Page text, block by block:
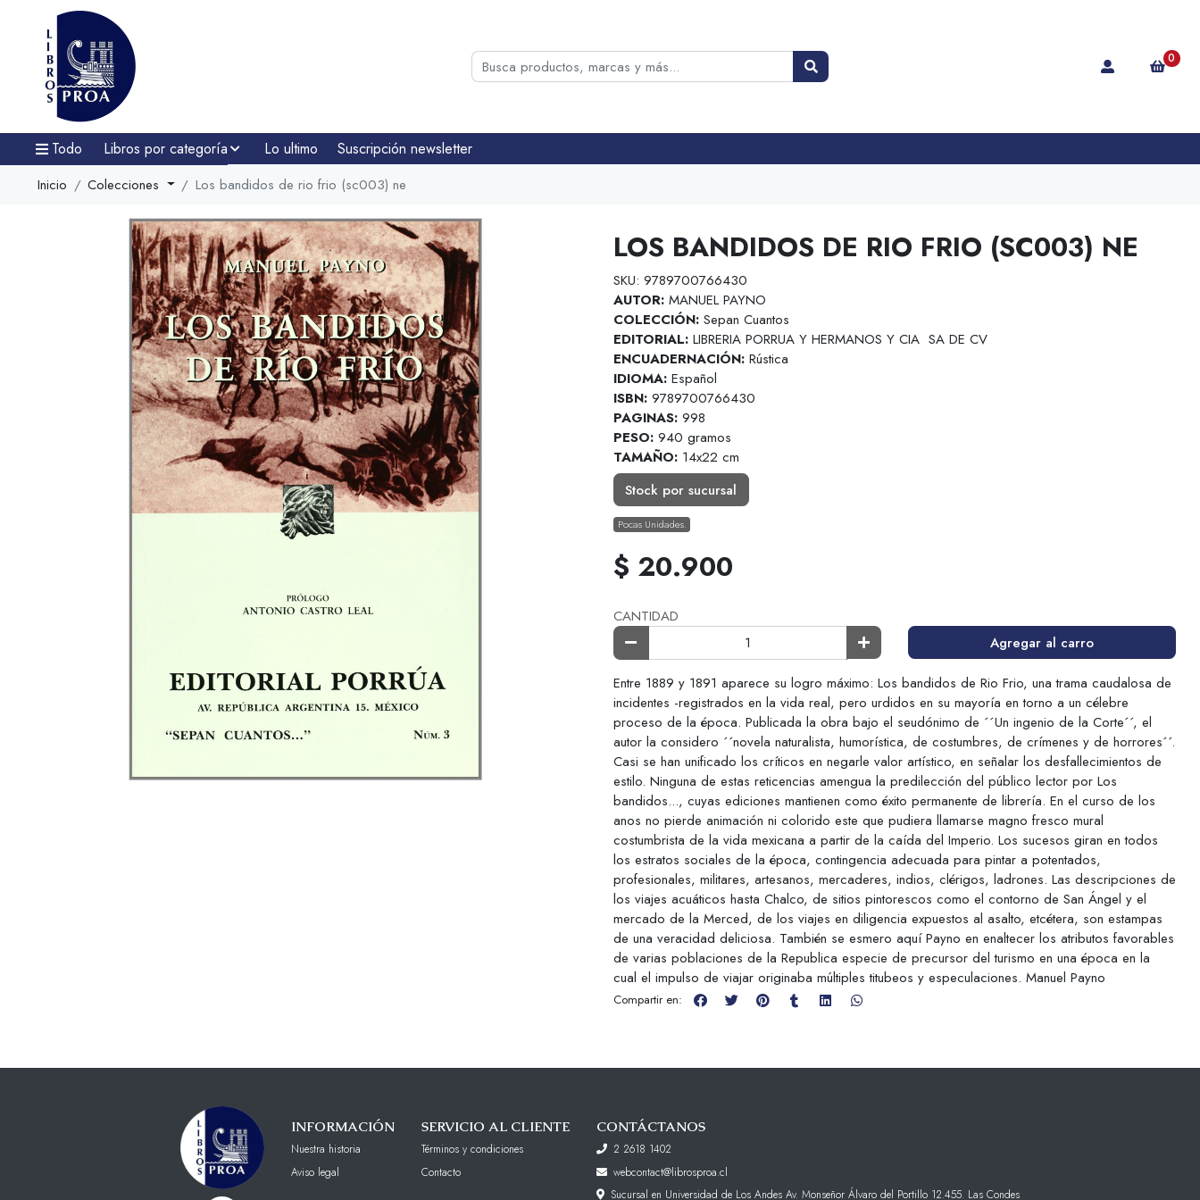
0
Todo Libros por categoría Lo ultimo Suscripción newsletter
Inicio Colecciones Los bandidos de rio frio (sc003) ne
LOS BANDIDOS DE RIO FRIO (SC003) NE
SKU: 9789700766430
AUTOR: MANUEL PAYNO
COLECCIÓN: Sepan Cuantos
EDITORIAL: LIBRERIA PORRUA Y HERMANOS Y CIA SA DE CV
ENCUADERNACIÓN: Rústica
IDIOMA: Español
ISBN: 9789700766430
PAGINAS: 998
PESO: 940 gramos
TAMAÑO: 14x22 cm
Stock por sucursal
Pocas Unidades.
$ 20.900
CANTIDAD
Agregar al carro
Entre 1889 y 1891 aparece su logro máximo: Los bandidos de Rio Frio, una trama caudalosa de
incidentes -registrados en la vida real, pero urdidos en su mayoría en torno a un célebre
proceso de la época. Publicada la obra bajo el seudónimo de ´´Un ingenio de la Corte´´, el
autor la considero ´´novela naturalista, humorística, de costumbres, de crímenes y de horrores´´.
Casi se han unificado los críticos en negarle valor artístico, en señalar los desfallecimientos de
estilo. Ninguna de estas reticencias amengua la predilección del público lector por Los
bandidos..., cuyas ediciones mantienen como éxito permanente de librería. En el curso de los
anos no pierde animación ni colorido este que pudiera llamarse magno fresco mural
costumbrista de la vida mexicana a partir de la caída del Imperio. Los sucesos giran en todos
los estratos sociales de la época, contingencia adecuada para pintar a potentados,
profesionales, militares, artesanos, mercaderes, indios, clérigos, ladrones. Las descripciones de
los viajes acuáticos hasta Chalco, de sitios pintorescos como el contorno de San Ángel y el
mercado de la Merced, de los viajes en diligencia expuestos al asalto, etcétera, son estampas
de una veracidad deliciosa. También se esmero aquí Payno en enaltecer los atributos favorables
de varias poblaciones de la Republica especie de precursor del turismo en una época en la
cual el impulso de viajar originaba múltiples titubeos y especulaciones. Manuel Payno
Compartir en:
INFORMACIÓN
Nuestra historia
Aviso legal
SERVICIO AL CLIENTE
Términos y condiciones
Contacto
CONTÁCTANOS
2 2618 1402
webcontact@librosproa.cl
Sucursal en Universidad de Los Andes Av. Monseñor Álvaro del Portillo 12.455. Las Condes